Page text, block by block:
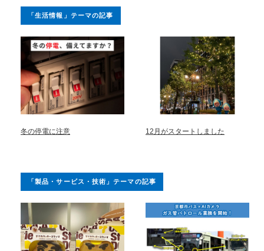
「生活情報」テーマの記事
冬の停電に注意 12月がスタートしました
「製品・サービス・技術」テーマの記事